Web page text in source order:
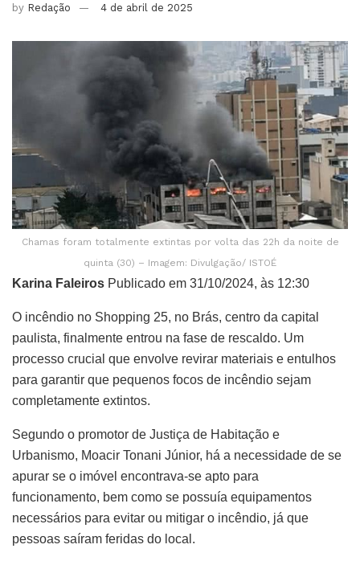
by Redação 4 de abril de 2025
Chamas foram totalmente extintas por volta das 22h da noite de
quinta (30) – Imagem: Divulgação/ ISTOÉ
Karina Faleiros Publicado em 31/10/2024, às 12:30
O incêndio no Shopping 25, no Brás, centro da capital
paulista, finalmente entrou na fase de rescaldo. Um
processo crucial que envolve revirar materiais e entulhos
para garantir que pequenos focos de incêndio sejam
completamente extintos.
Segundo o promotor de Justiça de Habitação e
Urbanismo, Moacir Tonani Júnior, há a necessidade de se
apurar se o imóvel encontrava-se apto para
funcionamento, bem como se possuía equipamentos
necessários para evitar ou mitigar o incêndio, já que
pessoas saíram feridas do local.